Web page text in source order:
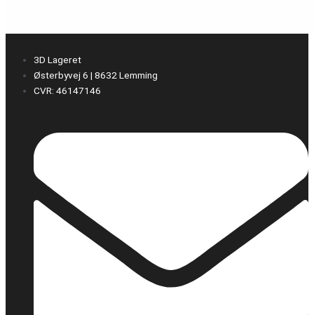
3D Lageret
Østerbyvej 6 | 8632 Lemming
CVR: 46147146